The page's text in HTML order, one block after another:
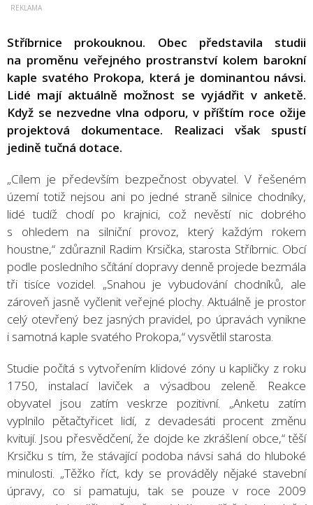
Stříbrnice prokouknou. Obec představila studii
na proměnu veřejného prostranství kolem barokní
kaple svatého Prokopa, která je dominantou návsi.
Lidé mají aktuálně možnost se vyjádřit v anketě.
Když se nezvedne vlna odporu, v příštím roce ožije
projektová dokumentace. Realizaci však spustí
jedině tučná dotace.
„Cílem je především bezpečnost obyvatel. V řešeném
území totiž nejsou ani po jedné straně silnice chodníky,
lidé tudíž chodí po krajnici, což nevěstí nic dobrého
s ohledem na silniční provoz, který každým rokem
houstne,“ zdůraznil Radim Krsička, starosta Stříbrnic. Obcí
podle posledního sčítání dopravy denně projede bezmála
tři tisíce vozidel. „Snahou je vybudování chodníků, ale
zároveň jasně vyčlenit veřejné plochy. Aktuálně je prostor
celý otevřený bez jasných pravidel, po úpravách vynikne
i samotná kaple svatého Prokopa,“ vysvětlil starosta.
Studie počítá s vytvořením klidové zóny u kapličky z roku
1750, instalací laviček a výsadbou zeleně. Reakce
obyvatel jsou zatím veskrze pozitivní. „Anketu zatím
vyplnilo pětačtyřicet lidí, z devadesáti procent změnu
kvitují. Jsou přesvědčení, že dojde ke zkrášlení obce,“ těší
Krsičku s tím, že stávající podoba návsi sahá do hluboké
minulosti. „Těžko říct, kdy se prováděly nějaké stavební
úpravy, co si pamatuju, tak se pouze v roce 2009